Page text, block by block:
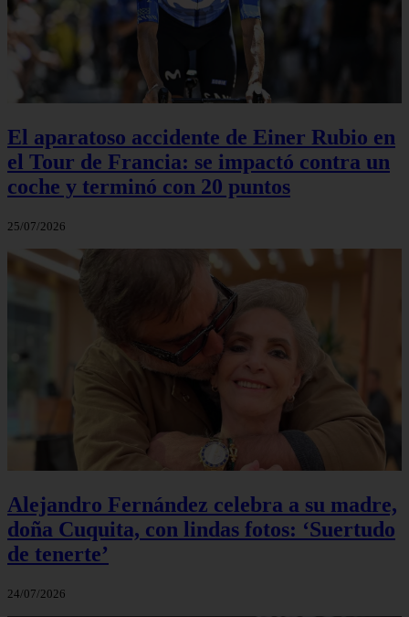
El aparatoso accidente de Einer Rubio en
el Tour de Francia: se impactó contra un
coche y terminó con 20 puntos
25/07/2026
Alejandro Fernández celebra a su madre,
doña Cuquita, con lindas fotos: ‘Suertudo
de tenerte’
24/07/2026